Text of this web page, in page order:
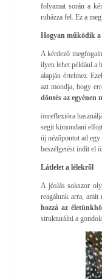
folyamat során a
ruházza fel. Ez a
Hogyan működik
A kérdező
ilyen lehet például a
alapján értelmez.
azt mondja, hogy
döntés az egyénen
önreflexióra
segít kimondani
új nézőpontot ad egy
beszélgetést indít el
Látlelet a lélekről
A jóslás sokszor
reagálunk arra,
hozzá az
strukturálni a